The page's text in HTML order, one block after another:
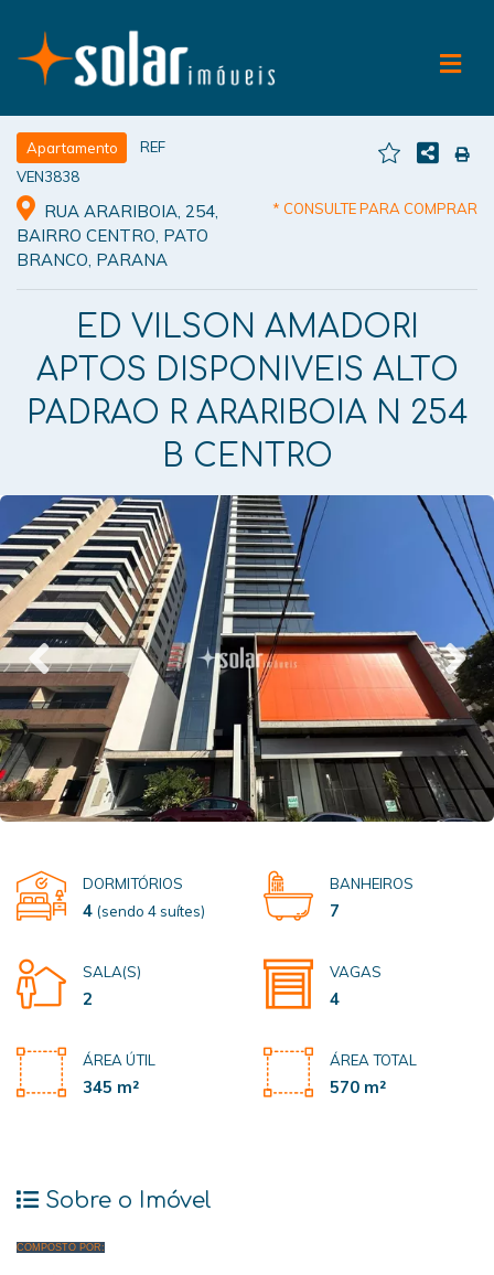
Apartamento
REF
VEN3838
RUA ARARIBOIA, 254,
BAIRRO CENTRO, PATO
BRANCO, PARANA
* CONSULTE PARA COMPRAR
ED VILSON AMADORI
APTOS DISPONIVEIS ALTO
PADRAO R ARARIBOIA N 254
B CENTRO
DORMITÓRIOS
4 (sendo 4 suítes)
BANHEIROS
7
SALA(S)
2
VAGAS
4
ÁREA ÚTIL
345 m²
ÁREA TOTAL
570 m²
Sobre o Imóvel
COMPOSTO POR: